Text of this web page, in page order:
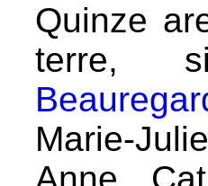
Quinze
terre,
Marie-